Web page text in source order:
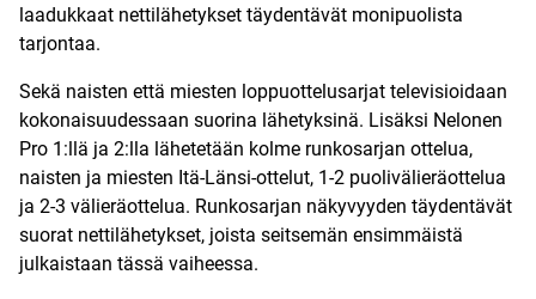
laadukkaat nettilähetykset täydentävät monipuolista
tarjontaa.
Sekä naisten että miesten loppuottelusarjat televisioidaan
kokonaisuudessaan suorina lähetyksinä. Lisäksi Nelonen
Pro 1:llä ja 2:lla lähetetään kolme runkosarjan ottelua,
naisten ja miesten Itä-Länsi-ottelut, 1-2 puolivälieräottelua
ja 2-3 välieräottelua. Runkosarjan näkyvyyden täydentävät
suorat nettilähetykset, joista seitsemän ensimmäistä
julkaistaan tässä vaiheessa.